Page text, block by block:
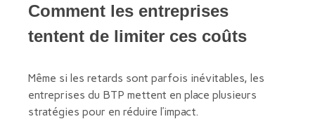
Comment les entreprises
tentent de limiter ces coûts
Même si les retards sont parfois inévitables, les
entreprises du BTP mettent en place plusieurs
stratégies pour en réduire l’impact.